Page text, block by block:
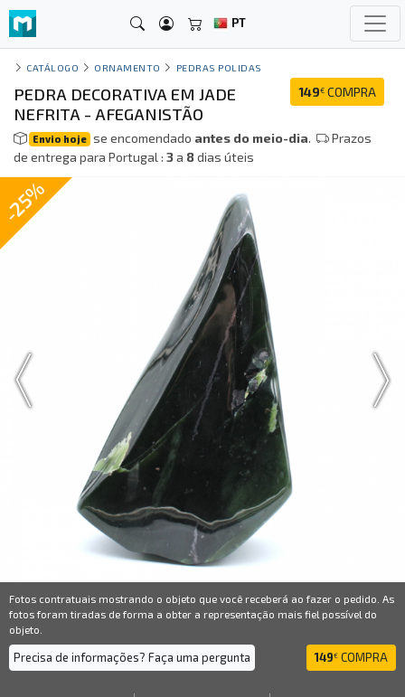
PT
CATÁLOGO ORNAMENTO PEDRAS POLIDAS
149€ COMPRA
PEDRA DECORATIVA EM JADE
NEFRITA - AFEGANISTÃO
Envio hoje se encomendado antes do meio-dia.
Prazos
de entrega para Portugal : 3a 8dias úteis
Fotos contratuais mostrando o objeto que você receberá ao fazer o pedido. As
fotos foram tiradas de forma a obter a representação mais fiel possível do
objeto.
Precisa de informações? Faça uma pergunta 149€ COMPRA